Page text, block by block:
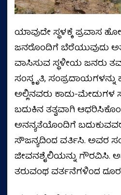
ಯಾವುದೇ ಸ್ಥಳಕ್ಕೆ ಪ್ರವಾಸ
ಜನರೊಂದಿಗೆ ಬೆರೆಯುವುದು
ವಾಸಿಸುವ ಸ್ಥಳೀಯ ಜನರು
ಸಂಸ್ಕೃತಿ, ಸಂಪ್ರದಾಯಗಳನ್ನು
ಅಲ್ಲಿನವರು ಕಾಡು-
ಬದುಕಿನ ತತ್ವವಾಗಿ
ಅನನ್ಯತೆಯೊಂದಿಗೆ
ಸೌಜನ್ಯದಿಂದ ವರ್ತಿಸಿ. ಅವರ
ಜೀವನಶೈಲಿಯನ್ನು ಗೌರವಿಸಿ.
ತರುವಂಥ ವರ್ತನೆಗಳಿಂದ